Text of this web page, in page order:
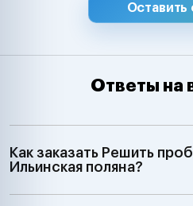
Оставить
Ответы на
Как заказать Решить
Ильинская поляна?